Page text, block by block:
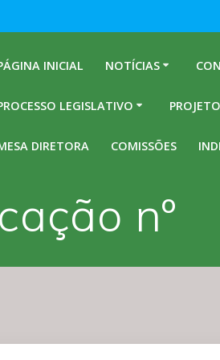
INICIAL NOTÍCIAS
LEGISLATIVO
DIRETORA COMISSÕES